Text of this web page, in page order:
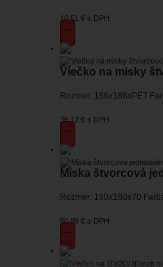
10,51 € s DPH
Viečko na misky
Rozmer: 186x186xPET
36,12 € s DPH
Miska štvorcová
Rozmer: 180x180x70
60,99 € s DPH